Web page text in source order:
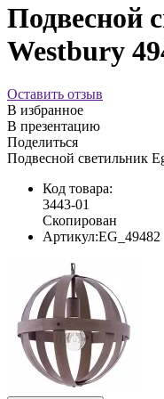
Подвесной
Westbury
Оставить отзыв
В избранное
В презентацию
Поделиться
Подвесной светильник
Код товара:
3443-01
Скопирован
Артикул:EG_49482